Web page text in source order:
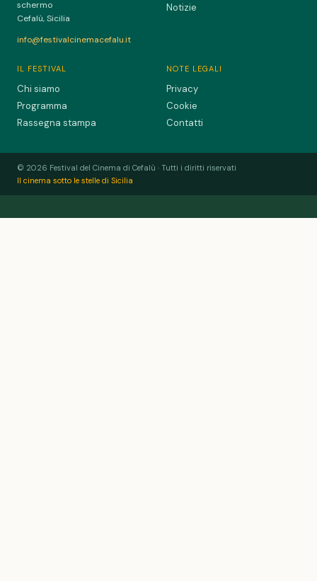
schermo
Cefalù, Sicilia
info@festivalcinemacefalu.it
Notizie
IL FESTIVAL
Chi siamo
Programma
Rassegna stampa
NOTE LEGALI
Privacy
Cookie
Contatti
© 2026 Festival del Cinema di Cefalù · Tutti i diritti riservati
Il cinema sotto le stelle di Sicilia